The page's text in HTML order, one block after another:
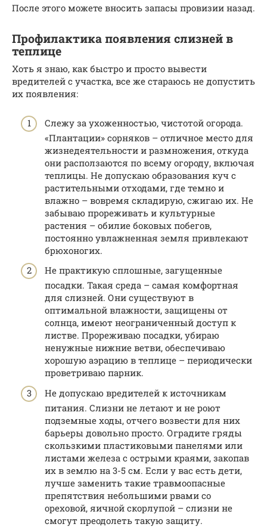
После этого можете вносить запасы провизии назад.
Профилактика появления слизней в
теплице
Хоть я знаю, как быстро и просто вывести
вредителей с участка, все же стараюсь не допустить
их появления:
Слежу за ухоженностью, чистотой огорода.
«Плантации» сорняков – отличное место для
жизнедеятельности и размножения, откуда
они расползаются по всему огороду, включая
теплицы. Не допускаю образования куч с
растительными отходами, где темно и
влажно – вовремя складирую, сжигаю их. Не
забываю прореживать и культурные
растения – обилие боковых побегов,
постоянно увлажненная земля привлекают
брюхоногих.
Не практикую сплошные, загущенные
посадки. Такая среда – самая комфортная
для слизней. Они существуют в
оптимальной влажности, защищены от
солнца, имеют неограниченный доступ к
листве. Прореживаю посадки, убираю
ненужные нижние ветви, обеспечиваю
хорошую аэрацию в теплице – периодически
проветриваю парник.
Не допускаю вредителей к источникам
питания. Слизни не летают и не роют
подземные ходы, отчего возвести для них
барьеры довольно просто. Оградите гряды
скользкими пластиковыми панелями или
листами железа с острыми краями, закопав
их в землю на 3-5 см. Если у вас есть дети,
лучше заменить такие травмоопасные
препятствия небольшими рвами со
ореховой, яичной скорлупой – слизни не
смогут преодолеть такую защиту.